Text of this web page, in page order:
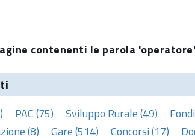
contenenti le parola
PAC (75) Sviluppo Rurale (49)
(8)
Gare (514) Concorsi (17)